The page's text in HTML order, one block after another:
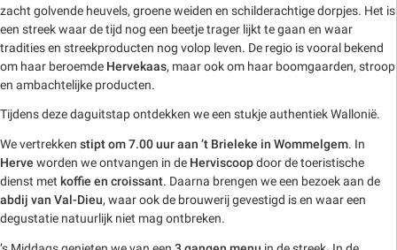
zacht golvende heuvels, groene weiden en schilderachtige dorpjes. Het is
een streek waar de tijd nog een beetje trager lijkt te gaan en waar
tradities en streekproducten nog volop leven. De regio is vooral bekend
om haar beroemde Hervekaas, maar ook om haar boomgaarden, stroop
en ambachtelijke producten.
Tijdens deze daguitstap ontdekken we een stukje authentiek Wallonië.
We vertrekken stipt om 7.00 uur aan ’t Brieleke in Wommelgem. In
Herve worden we ontvangen in de Herviscoopdoor de toeristische
dienst met koffie en croissant. Daarna brengen we een bezoek aan de
abdij van Val-Dieu, waar ook de brouwerij gevestigd is en waar een
degustatie natuurlijk niet mag ontbreken.